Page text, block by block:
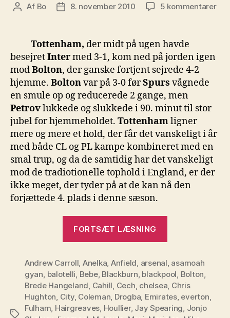
Indlægsforfatter
Af Bo Indlægsdato
8. november 2010 5 kommentarertil
Tottenham, der midt på ugen havde
besejretIntermed 3-1, kom ned på jorden igen
modBolton, der ganske fortjent sejrede 4-2
hjemme. Boltonvar på 3-0 førSpurs vågnede
en smule op og reducerede 2 gange, men
Petrovlukkede og slukkede i 90. minut til stor
jubel for hjemmeholdet. Tottenhamligner
mere og mere et hold, der får det vanskeligt i år
med både CL og PL kampe kombineret med en
smal trup, og da de samtidig har det vanskeligt
mod de tradiotionelle tophold i England, er der
ikke meget, der tyder på at de kan nå den
forjættede 4. plads i denne sæson.
FORTSÆT LÆSNING
11”
Tags
Andrew Carroll, Anelka, Anfield, arsenal, asamoah
gyan, balotelli, Bebe, Blackburn, blackpool, Bolton,
Brede Hangeland, Cahill, Cech, chelsea, Chris
Hughton, City, Coleman, Drogba, Emirates, everton,
Fulham, Hairgreaves, Houllier, Jay Spearing, Jonjo